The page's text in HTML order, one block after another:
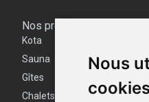
Nous
Nos produits
Kota
Sauna
Gîtes
Chalets